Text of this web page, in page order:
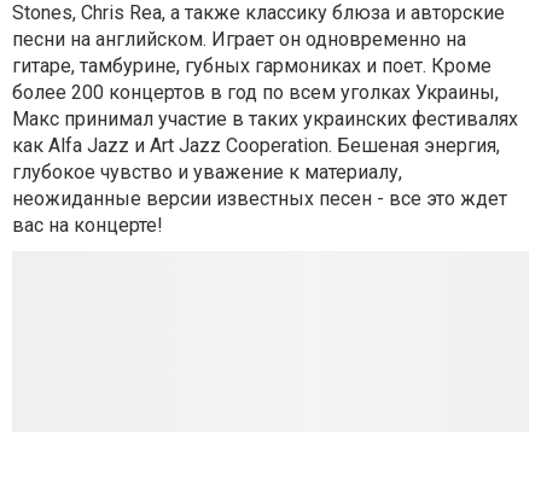
Stones, Chris Rea, а также классику блюза и авторские
песни на английском. Играет он одновременно на
гитаре, тамбурине, губных гармониках и поет. Кроме
более 200 концертов в год по всем уголках Украины,
Макс принимал участие в таких украинских фестивалях
как Alfa Jazz и Art Jazz Cooperation. Бешеная энергия,
глубокое чувство и уважение к материалу,
неожиданные версии известных песен - все это ждет
вас на концерте!